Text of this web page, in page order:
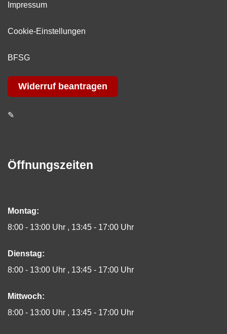
Impressum
Cookie-Einstellungen
BFSG
Widerruf beantragen
✎
Öffnungszeiten
Montag:
8:00 - 13:00 Uhr
13:45 - 17:00 Uhr
Dienstag:
8:00 - 13:00 Uhr
13:45 - 17:00 Uhr
Mittwoch:
8:00 - 13:00 Uhr
13:45 - 17:00 Uhr